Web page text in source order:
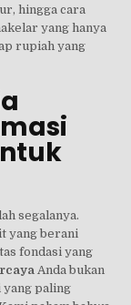
hingga cara
yang hanya
rupiah yang
segalanya.
yang berani
fondasi yang
Anda bukan
yang paling